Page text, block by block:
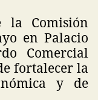
la Comisión
en Palacio
Comercial
fortalecer la
y de